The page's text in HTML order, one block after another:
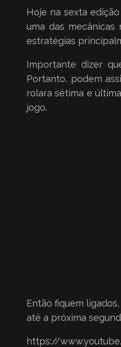
Hoje na sexta
uma das
estratégias
Importante dizer
Portanto, podem
rolara sétima e
jogo.
Então fiquem ligados,
até a próxima
https://